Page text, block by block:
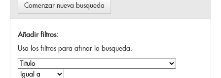
Comenzar nueva busqueda
Añadir filtros:
Usa los filtros para afinar la busqueda.